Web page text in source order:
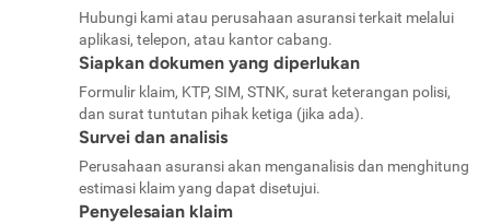
Hubungi kami atau perusahaan asuransi terkait melalui
aplikasi, telepon, atau kantor cabang.
Siapkan dokumen yang diperlukan
Formulir klaim, KTP, SIM, STNK, surat keterangan polisi,
dan surat tuntutan pihak ketiga (jika ada).
Survei dan analisis
Perusahaan asuransi akan menganalisis dan menghitung
estimasi klaim yang dapat disetujui.
Penyelesaian klaim